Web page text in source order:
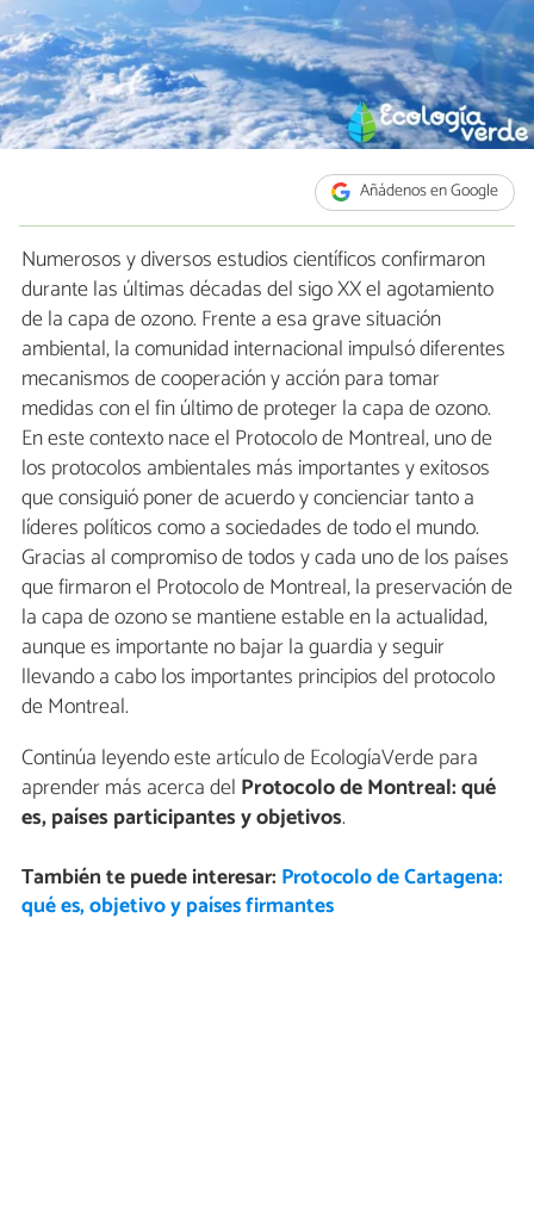
Añádenos en Google
Numerosos y diversos estudios científicos confirmaron
durante las últimas décadas del sigo XX el agotamiento
de la capa de ozono. Frente a esa grave situación
ambiental, la comunidad internacional impulsó diferentes
mecanismos de cooperación y acción para tomar
medidas con el fin último de proteger la capa de ozono.
En este contexto nace el Protocolo de Montreal, uno de
los protocolos ambientales más importantes y exitosos
que consiguió poner de acuerdo y concienciar tanto a
líderes políticos como a sociedades de todo el mundo.
Gracias al compromiso de todos y cada uno de los países
que firmaron el Protocolo de Montreal, la preservación de
la capa de ozono se mantiene estable en la actualidad,
aunque es importante no bajar la guardia y seguir
llevando a cabo los importantes principios del protocolo
de Montreal.
Continúa leyendo este artículo de EcologíaVerde para
aprender más acerca del Protocolo de Montreal: qué
es, países participantes y objetivos.
También te puede interesar: Protocolo de Cartagena:
qué es, objetivo y países firmantes